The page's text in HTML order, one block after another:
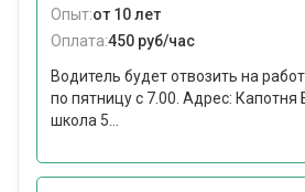
Опыт:от 10 лет
Оплата:450 руб/час
Водитель будет отвозить на
по пятницу с 7.00. Адрес: Капотня
школа 5...